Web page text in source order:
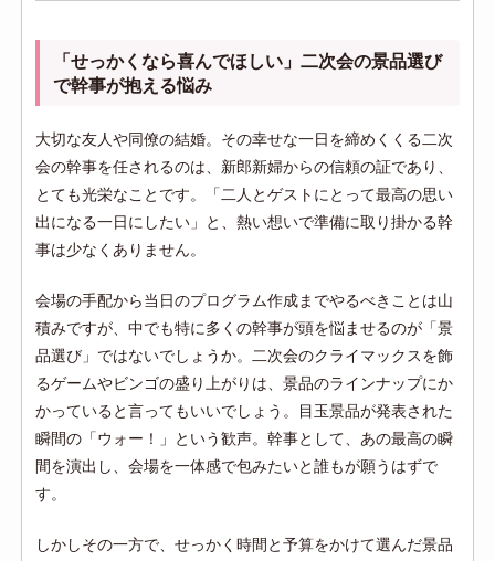
「せっかくなら喜んでほしい」二次会の景品選び
で幹事が抱える悩み
大切な友人や同僚の結婚。その幸せな一日を締めくくる二次
会の幹事を任されるのは、新郎新婦からの信頼の証であり、
とても光栄なことです。「二人とゲストにとって最高の思い
出になる一日にしたい」と、熱い想いで準備に取り掛かる幹
事は少なくありません。
会場の手配から当日のプログラム作成までやるべきことは山
積みですが、中でも特に多くの幹事が頭を悩ませるのが「景
品選び」ではないでしょうか。二次会のクライマックスを飾
るゲームやビンゴの盛り上がりは、景品のラインナップにか
かっていると言ってもいいでしょう。目玉景品が発表された
瞬間の「ウォー！」という歓声。幹事として、あの最高の瞬
間を演出し、会場を一体感で包みたいと誰もが願うはずで
す。
しかしその一方で、せっかく時間と予算をかけて選んだ景品